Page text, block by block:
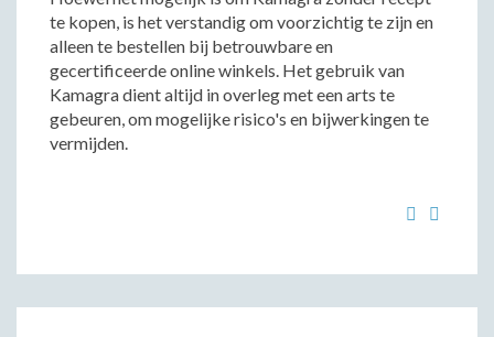
te kopen, is het verstandig om voorzichtig te zijn en
alleen te bestellen bij betrouwbare en
gecertificeerde online winkels. Het gebruik van
Kamagra dient altijd in overleg met een arts te
gebeuren, om mogelijke risico's en bijwerkingen te
vermijden.